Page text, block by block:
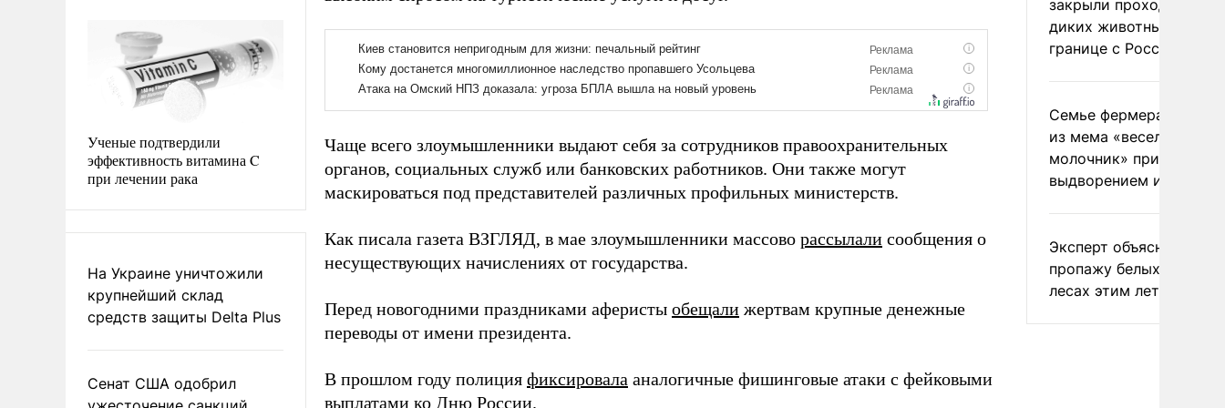
Ученые подтвердили
эффективность витамина C
при лечении рака
На Украине уничтожили
крупнейший склад
средств защиты Delta Plus
Сенат США одобрил
Чаще всего злоумышленники выдают себя за сотрудников правоохранительных
органов, социальных служб или банковских работников. Они также могут
маскироваться под представителей различных профильных министерств.
Как писала газета ВЗГЛЯД, в мае злоумышленники массово рассылали сообщения о
несуществующих начислениях от государства.
Перед новогодними праздниками аферисты обещали жертвам крупные денежные
переводы от имени президента.
В прошлом году полиция фиксировала аналогичные фишинговые атаки с фейковыми
выплатами ко Дню России.
закрыли проходы для
диких животных на
границе с Россией
Семье фермера
из мема «веселый
молочник» пригрозили
выдворением из
Эксперт объяснил
пропажу белых грибов
лесах этим летом